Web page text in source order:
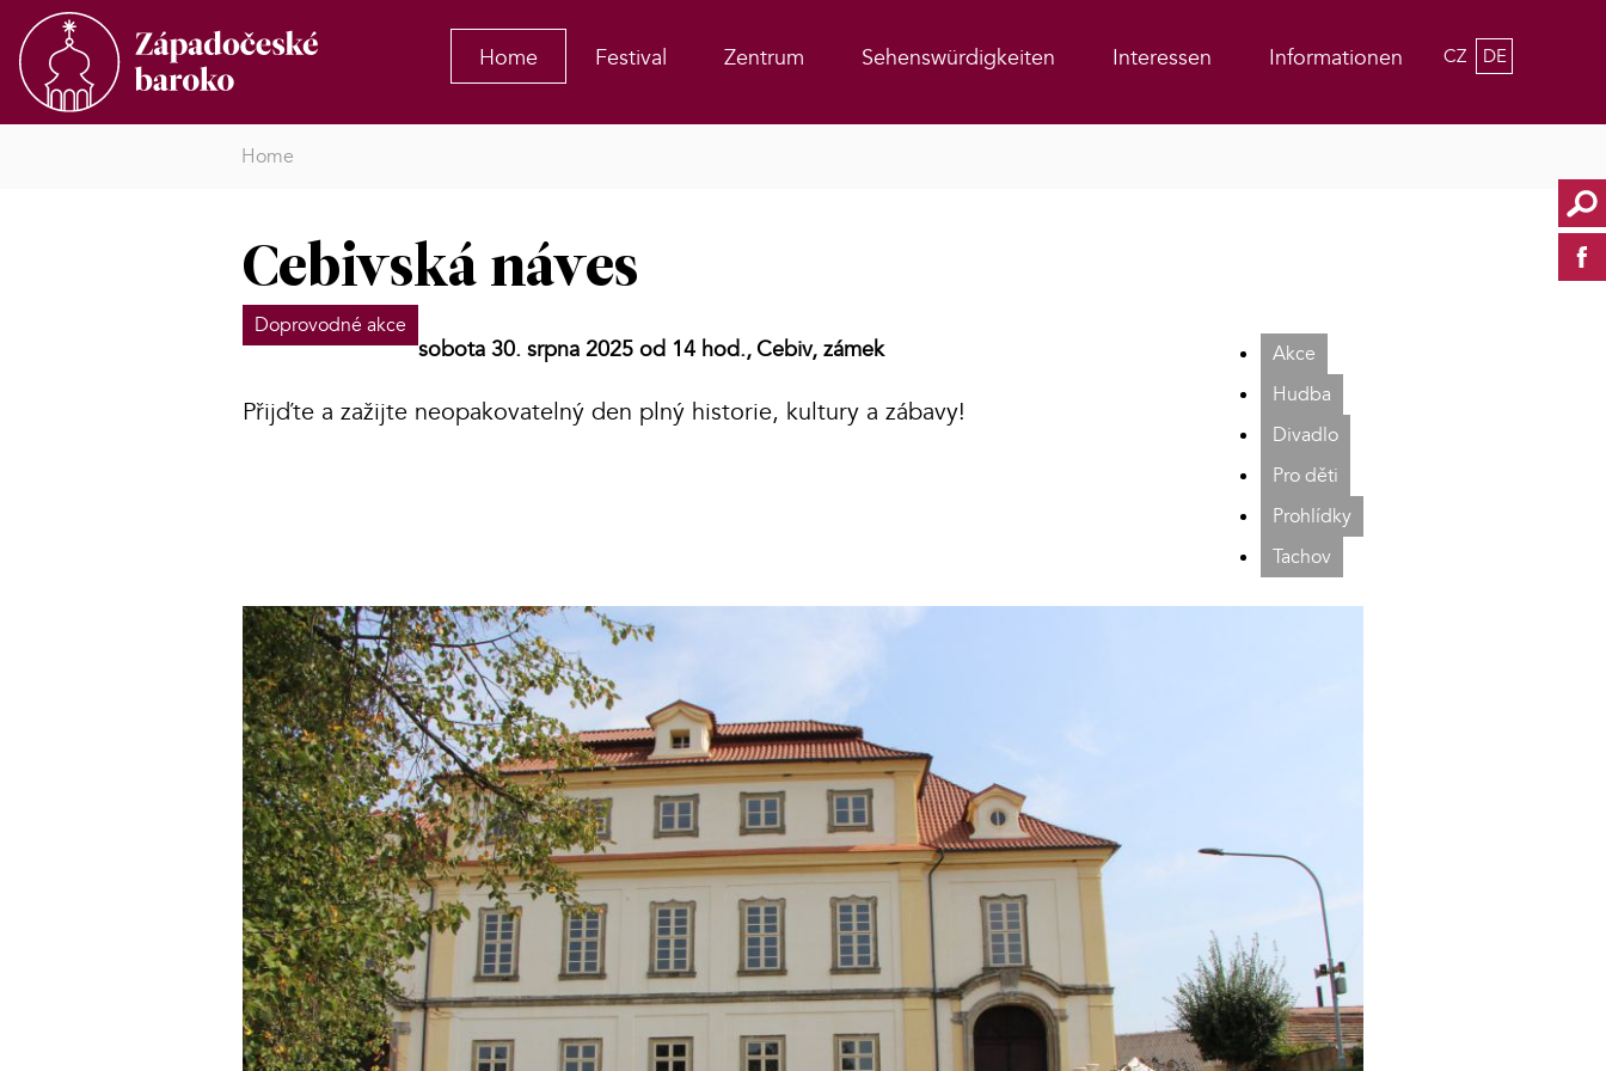
Home Festival Zentrum Sehenswürdigkeiten Interessen Informationen CZ DE
Home
Cebivská náves
Doprovodné akce
Akce
Hudba
Divadlo
Pro děti
Prohlídky
Tachov
sobota 30. srpna 2025 od 14 hod.,Cebiv, zámek
Přijďte a zažijte neopakovatelný den plný historie, kultury a zábavy!